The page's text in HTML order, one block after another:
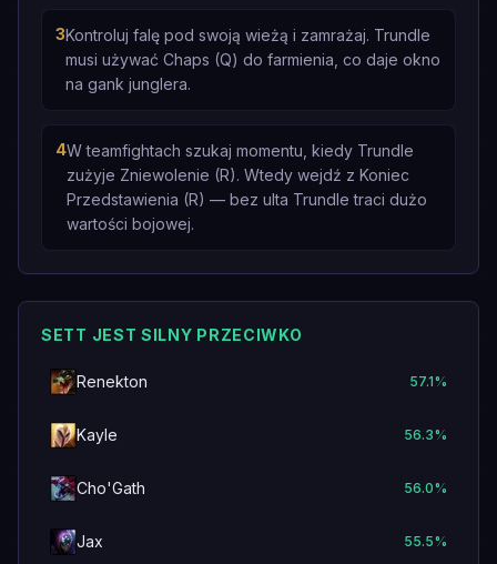
3Kontroluj falę pod swoją wieżą i zamrażaj. Trundle
musi używać Chaps (Q) do farmienia, co daje okno
na gank junglera.
4W teamfightach szukaj momentu, kiedy Trundle
zużyje Zniewolenie (R). Wtedy wejdź z Koniec
Przedstawienia (R) — bez ulta Trundle traci dużo
wartości bojowej.
SETT JEST SILNY PRZECIWKO
Renekton 57.1%
Kayle 56.3%
Cho'Gath 56.0%
Jax 55.5%